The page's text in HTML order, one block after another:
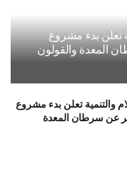
تعلن بدء مشروع
المعدة والقولون
والتنمية تعلن بدء مشروع
عن سرطان المعدة